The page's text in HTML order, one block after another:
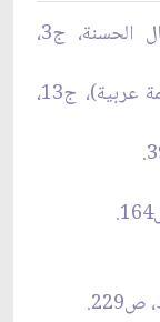
[1] السيد ابن طاووس، الإقبال بالأعمال الحسنة، ج‏3،
[2] الإمام الخمينيّ، صحيفة الإمام (ترجمة عربية)، ج‏13،